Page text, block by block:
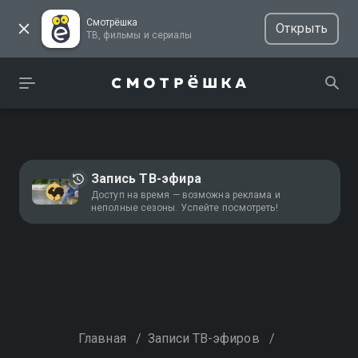
Смотрёшка
ТВ, фильмы и сериалы
Открыть
Запись ТВ-эфира
Доступ на время — возможна реклама и
неполные сезоны. Успейте посмотреть!
Главная / Записи ТВ-эфиров /